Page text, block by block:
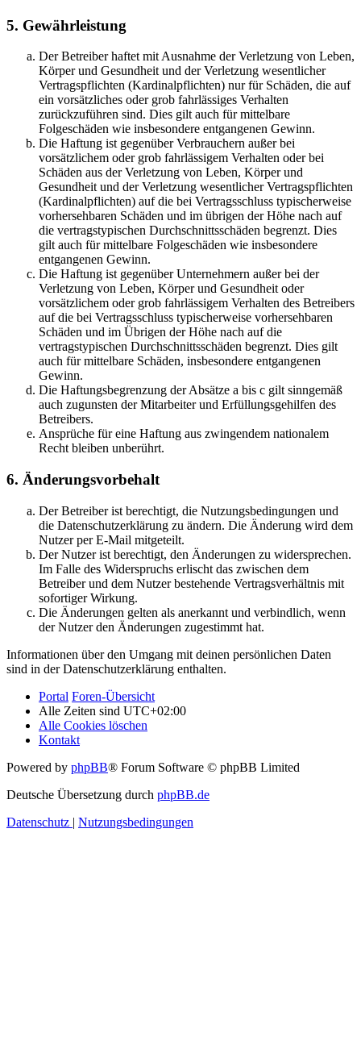
5. Gewährleistung
Der Betreiber haftet mit Ausnahme der Verletzung von Leben,
Körper und Gesundheit und der Verletzung wesentlicher
Vertragspflichten (Kardinalpflichten) nur für Schäden, die auf
ein vorsätzliches oder grob fahrlässiges Verhalten
zurückzuführen sind. Dies gilt auch für mittelbare
Folgeschäden wie insbesondere entgangenen Gewinn.
Die Haftung ist gegenüber Verbrauchern außer bei
vorsätzlichem oder grob fahrlässigem Verhalten oder bei
Schäden aus der Verletzung von Leben, Körper und
Gesundheit und der Verletzung wesentlicher Vertragspflichten
(Kardinalpflichten) auf die bei Vertragsschluss typischerweise
vorhersehbaren Schäden und im übrigen der Höhe nach auf
die vertragstypischen Durchschnittsschäden begrenzt. Dies
gilt auch für mittelbare Folgeschäden wie insbesondere
entgangenen Gewinn.
Die Haftung ist gegenüber Unternehmern außer bei der
Verletzung von Leben, Körper und Gesundheit oder
vorsätzlichem oder grob fahrlässigem Verhalten des Betreibers
auf die bei Vertragsschluss typischerweise vorhersehbaren
Schäden und im Übrigen der Höhe nach auf die
vertragstypischen Durchschnittsschäden begrenzt. Dies gilt
auch für mittelbare Schäden, insbesondere entgangenen
Gewinn.
Die Haftungsbegrenzung der Absätze a bis c gilt sinngemäß
auch zugunsten der Mitarbeiter und Erfüllungsgehilfen des
Betreibers.
Ansprüche für eine Haftung aus zwingendem nationalem
Recht bleiben unberührt.
6. Änderungsvorbehalt
Der Betreiber ist berechtigt, die Nutzungsbedingungen und
die Datenschutzerklärung zu ändern. Die Änderung wird dem
Nutzer per E-Mail mitgeteilt.
Der Nutzer ist berechtigt, den Änderungen zu widersprechen.
Im Falle des Widerspruchs erlischt das zwischen dem
Betreiber und dem Nutzer bestehende Vertragsverhältnis mit
sofortiger Wirkung.
Die Änderungen gelten als anerkannt und verbindlich, wenn
der Nutzer den Änderungen zugestimmt hat.
Informationen über den Umgang mit deinen persönlichen Daten
sind in der Datenschutzerklärung enthalten.
Portal Foren-Übersicht
Alle Zeiten sind UTC+02:00
Alle Cookies löschen
Kontakt
Powered by phpBB® Forum Software © phpBB Limited
Deutsche Übersetzung durch phpBB.de
Datenschutz | Nutzungsbedingungen